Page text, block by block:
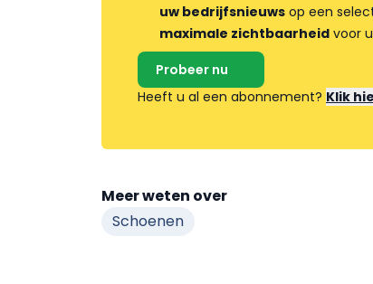
uw bedrijfsnieuws op een
maximale zichtbaarheid voor
Probeer nu
Heeft u al een abonnement? Klik
Meer weten over
Schoenen